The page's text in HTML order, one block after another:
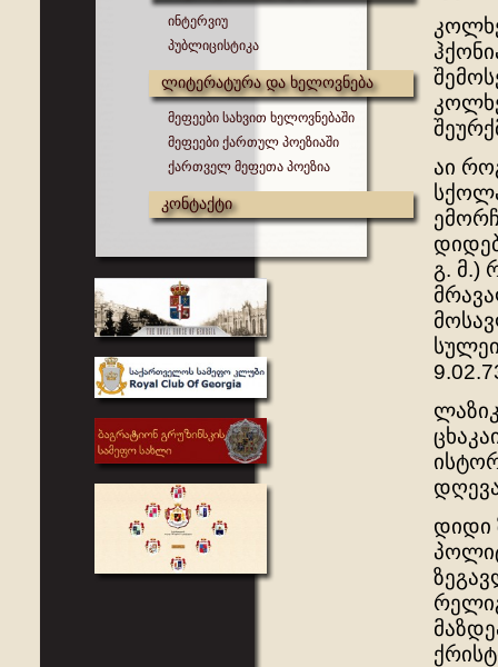
ინტერვიუ
პუბლიცისტიკა
ლიტერატურა და ხელოვნება
მეფეები სახვით ხელოვნებაში
მეფეები ქართულ პოეზიაში
ქართველ მეფეთა პოეზია
კონტაქტი
აი
გ. მ.)
დიდი